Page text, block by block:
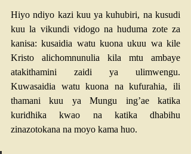
Hiyo ndiyo kazi kuu ya kuhubiri, na kusudi
kuu la vikundi vidogo na huduma zote za
kanisa: kusaidia watu kuona ukuu wa kile
Kristo alichomnunulia kila mtu ambaye
atakithamini zaidi ya ulimwengu.
Kuwasaidia watu kuona na kufurahia, ili
thamani kuu ya Mungu ing’ae katika
kuridhika kwao na katika dhabihu
zinazotokana na moyo kama huo.